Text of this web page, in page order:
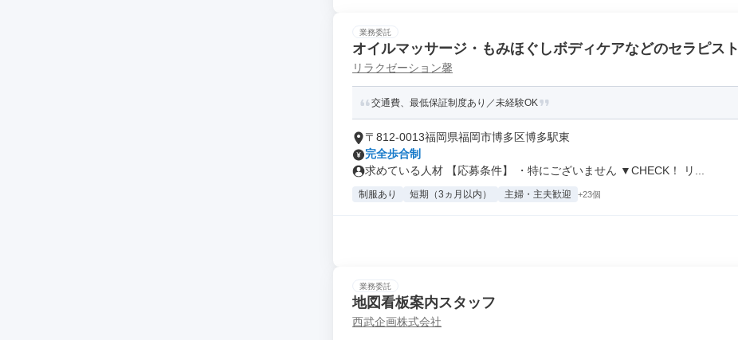
業務委託
オイルマッサージ・もみほぐしボディケアなどのセラピスト
リラクゼーション馨
交通費、最低保証制度あり／未経験OK
〒812-0013福岡県福岡市博多区博多駅東
完全歩合制
求めている人材 【応募条件】 ・特にございません ▼CHECK！ リ...
制服あり 短期（3ヵ月以内） 主婦・主夫歓迎 +23個
業務委託
地図看板案内スタッフ
西武企画株式会社